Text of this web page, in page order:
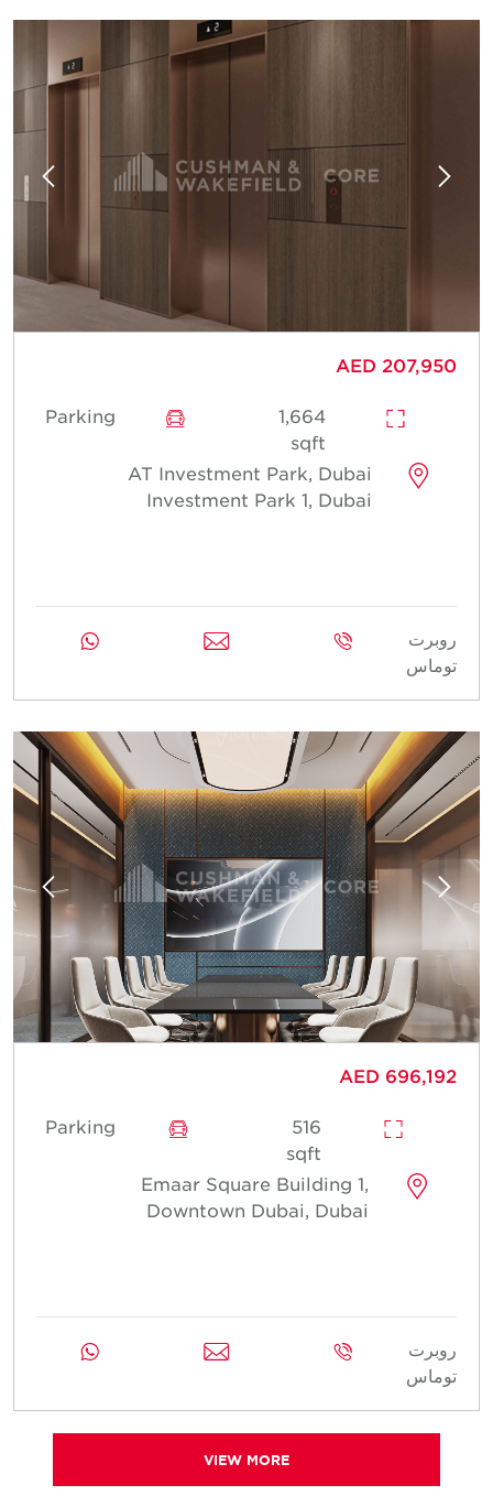
AED 207,950
1,664
sqft
Parking
AT Investment Park, Dubai
Investment Park 1, Dubai
روبرت
توماس
AED 696,192
516
sqft
Parking
Emaar Square Building 1,
Downtown Dubai, Dubai
روبرت
توماس
VIEW MORE